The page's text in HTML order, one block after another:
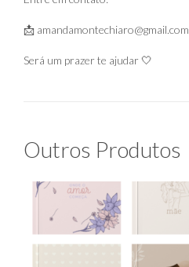
📩 amandamontechiaro@gmail.com
Será um prazer te ajudar 🤍
Outros Produtos